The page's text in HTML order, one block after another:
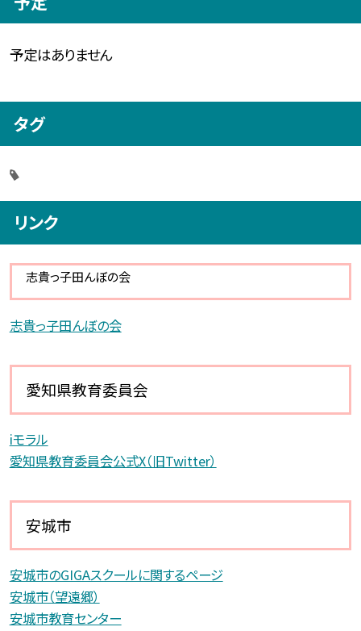
予定はありません
タグ
リンク
志貴っ子田んぼの会
志貴っ子田んぼの会
愛知県教育委員会
iモラル
愛知県教育委員会公式X（旧Twitter）
安城市
安城市のGIGAスクールに関するページ
安城市（望遠郷）
安城市教育センター